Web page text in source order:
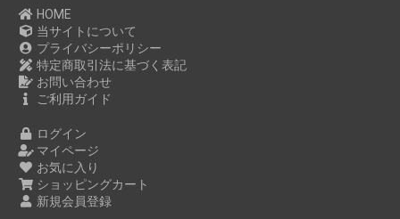
HOME
当サイトについて
プライバシーポリシー
特定商取引法に基づく表記
お問い合わせ
ご利用ガイド
ログイン
マイページ
お気に入り
ショッピングカート
新規会員登録